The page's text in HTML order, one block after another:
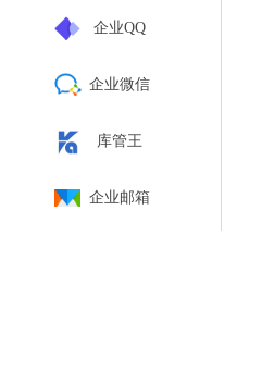
企业QQ
企业微信
库管王
企业邮箱